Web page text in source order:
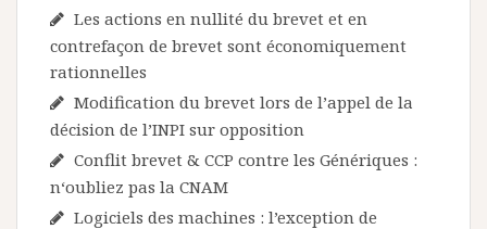
Les actions en nullité du brevet et en
contrefaçon de brevet sont économiquement
rationnelles
Modification du brevet lors de l’appel de la
décision de l’INPI sur opposition
Conflit brevet & CCP contre les Génériques :
n‘oubliez pas la CNAM
Logiciels des machines : l’exception de